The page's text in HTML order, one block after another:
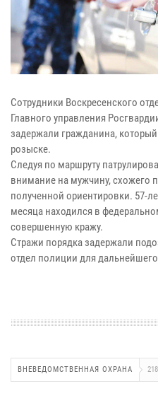
Сотрудники Воскресенского
Главного управления
задержали гражданина,
розыске.
Следуя по маршруту
внимание на мужчину, схожего
полученной ориентировки. 57-
месяца находился в
совершенную кражу.
Стражи порядка задержали
отдел полиции для дальнейшего
ВНЕВЕДОМСТВЕННАЯ ОХРАНА